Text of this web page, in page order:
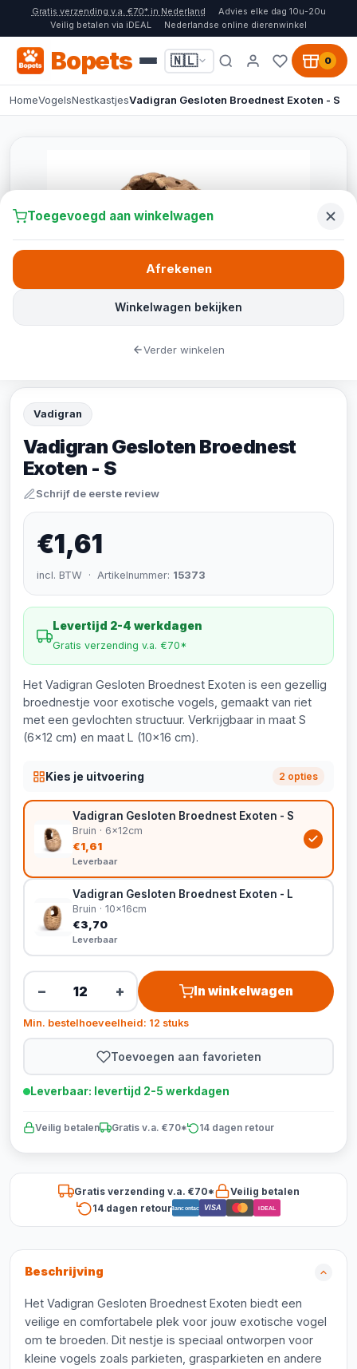
Gratis verzending v.a. €70* in Nederland
Advies elke dag 10u-20u
Veilig betalen via iDEAL
Nederlandse online dierenwinkel
Bopets 🇳🇱 0
HomeVogelsNestkastjesVadigran Gesloten Broednest Exoten - S
Vadigran
Vadigran Gesloten Broednest
Exoten - S
Schrijf de eerste review
€1,61
incl. BTW · Artikelnummer: 15373
Levertijd 2-4 werkdagen
Gratis verzending v.a. €70*
Het Vadigran Gesloten Broednest Exoten is een gezellig
broednestje voor exotische vogels, gemaakt van riet
met een gevlochten structuur. Verkrijgbaar in maat S
(6x12 cm) en maat L (10x16 cm).
Kies je uitvoering 2 opties
Vadigran Gesloten Broednest Exoten - S
Bruin · 6x12cm
€1,61
Leverbaar
Vadigran Gesloten Broednest Exoten - L
Bruin · 10x16cm
€3,70
Leverbaar
− + In winkelwagen
Min. bestelhoeveelheid: 12 stuks
Toevoegen aan favorieten
Leverbaar: levertijd 2-5 werkdagen
Veilig betalen Gratis v.a. €70* 14 dagen retour
Gratis verzending v.a. €70*
Veilig betalen
14 dagen retourBancontact VISA iDEAL
Beschrijving
Het Vadigran Gesloten Broednest Exoten biedt een
veilige en comfortabele plek voor jouw exotische vogel
om te broeden. Dit nestje is speciaal ontworpen voor
kleine vogels zoals parkieten, grasparkieten en andere
Toegevoegd aan winkelwagen
Winkelwagen bekijken
Afrekenen
Verder winkelen